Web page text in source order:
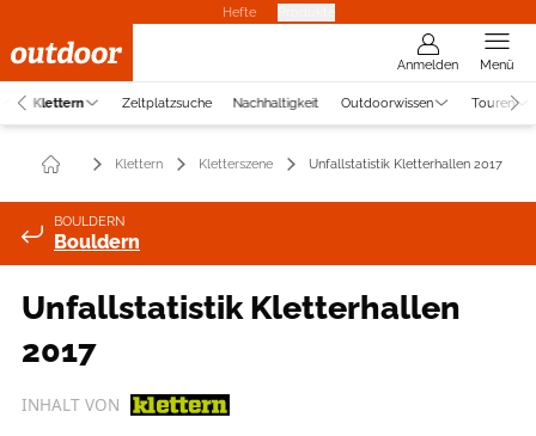
Hefte
Anmelden Menü
Klettern Zeltplatzsuche Nachhaltigkeit Outdoorwissen Touren
Klettern Kletterszene Unfallstatistik Kletterhallen 2017
BOULDERN
Bouldern
Unfallstatistik Kletterhallen
2017
INHALT VON